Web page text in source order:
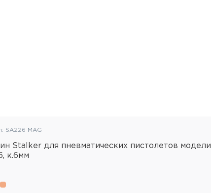
SA226 MAG
Stalker для пневматических пистолетов модели
к.6мм